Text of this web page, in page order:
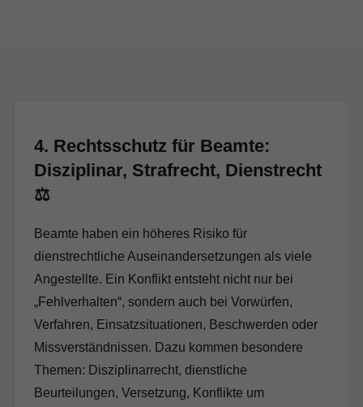
4. Rechtsschutz für Beamte:
Disziplinar, Strafrecht, Dienstrecht
⚖️
Beamte haben ein höheres Risiko für
dienstrechtliche Auseinandersetzungen als viele
Angestellte. Ein Konflikt entsteht nicht nur bei
„Fehlverhalten“, sondern auch bei Vorwürfen,
Verfahren, Einsatzsituationen, Beschwerden oder
Missverständnissen. Dazu kommen besondere
Themen: Disziplinarrecht, dienstliche
Beurteilungen, Versetzung, Konflikte um